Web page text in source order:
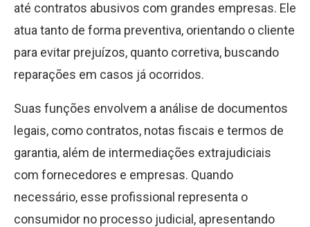
até contratos abusivos com grandes empresas. Ele
atua tanto de forma preventiva, orientando o cliente
para evitar prejuízos, quanto corretiva, buscando
reparações em casos já ocorridos.
Suas funções envolvem a análise de documentos
legais, como contratos, notas fiscais e termos de
garantia, além de intermediações extrajudiciais
com fornecedores e empresas. Quando
necessário, esse profissional representa o
consumidor no processo judicial, apresentando